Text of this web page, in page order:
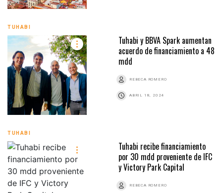
TUHABI
Tuhabi y BBVA Spark aumentan
acuerdo de financiamiento a 48
mdd
REBECA ROMERO
ABRIL 18, 2024
TUHABI
Tuhabi recibe financiamiento
por 30 mdd proveniente de IFC
y Victory Park Capital
REBECA ROMERO